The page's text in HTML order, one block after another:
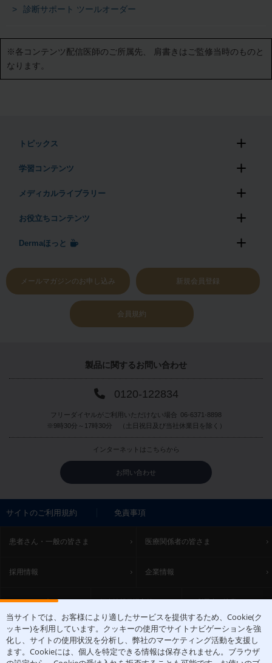
当サイトでは、お客様により適したサービスを提供するため、Cookie(ク
ッキー)を利用しています。クッキーの使用でサイトナビゲーションを強
化し、サイトの使用状況を分析し、弊社のマーケティング活動を支援し
ます。Cookieには、個人を特定できる情報は保存されません。ブラウザ
診断サポート ツールオーダー
※各コンテンツ配信医師のご所属先、
肩書きはご監修当時のものと
なります。
トピックス
学習コンテンツ
メディカルライブラリー
お役立ちコンテンツ
Dermaほっと
メールマガジンのお申し込み 新規会員登録
会員規約
製品に関するお問い合わせ
0120-122834
フリーダイヤルがご利用いただけない場合 06-6371-8898
※9時30分～17時30分 （土日祝日及び当社休業日を除く）
インターネットはこちらから
お問い合わせ
サイトのご利用規約 免責事項
患者さん・一般の皆さま 医療関係者の皆さま
採用情報 企業情報
サイトマップ 個人情報保護方針 ご利用上の注意
ACCESS
〒531-0071 大阪府大阪市北区中津1丁目5-22